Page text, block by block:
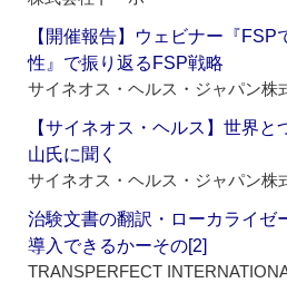
【開催報告】ウェビナー『
性』で振り返るFSP戦略
サイネオス・ヘルス・ジャパン株
【サイネオス・ヘルス】世界
山氏に聞く
サイネオス・ヘルス・ジャパン株
治験文書の翻訳・ローカライゼ
導入できるかーその[2]
TRANSPERFECT